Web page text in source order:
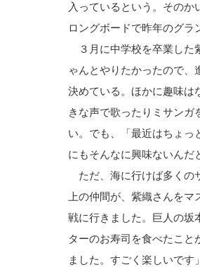
入っているという。その
ロングボードで昨年のグラ
３月に中学校を卒業した
ゃんとやりたかったので、
決めている。ほかに趣味は
きな声で歌ったりミサンガ
い。でも、「最近はちょっ
にもそんなに興味ないんだ
ただ、海に行けば多くの
上の仲間が、紫織さんを
戦に行きました。巨人の坂
ターのお寿司を食べたこと
ました。すごく楽しいで